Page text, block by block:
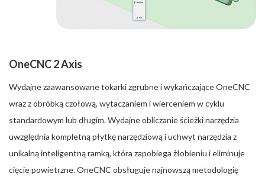
OneCNC 2 Axis
Wydajne zaawansowane tokarki zgrubne i wykańczające OneCNC
wraz z obróbką czołową, wytaczaniem i wierceniem w cyklu
standardowym lub długim. Wydajne obliczanie ścieżki narzędzia
uwzględnia kompletną płytkę narzędziową i uchwyt narzędzia z
unikalną inteligentną ramką, która zapobiega żłobieniu i eliminuje
cięcie powietrzne. OneCNC obsługuje najnowszą metodologię